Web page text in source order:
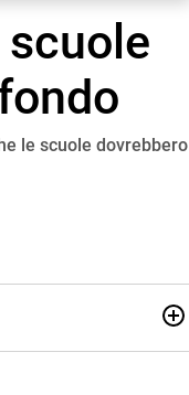
le scuole dovrebbero
evadere e viaggiare con